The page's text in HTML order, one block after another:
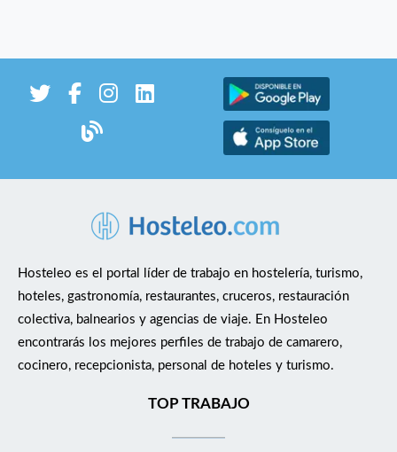
Hosteleo es el portal líder de trabajo en hostelería, turismo,
hoteles, gastronomía, restaurantes, cruceros, restauración
colectiva, balnearios y agencias de viaje. En Hosteleo
encontrarás los mejores perfiles de trabajo de camarero,
cocinero, recepcionista, personal de hoteles y turismo.
TOP TRABAJO